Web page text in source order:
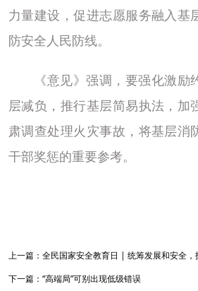
力量建设，促进志愿服务融入基
防安全人民防线。
《意见》强调，要强化激励
层减负，推行基层简易执法，加
肃调查处理火灾事故，将基层消
干部奖惩的重要参考。
上一篇： 全民国家安全教育日 | 统筹发展和安全，
下一篇： “高端局”可别出现低级错误